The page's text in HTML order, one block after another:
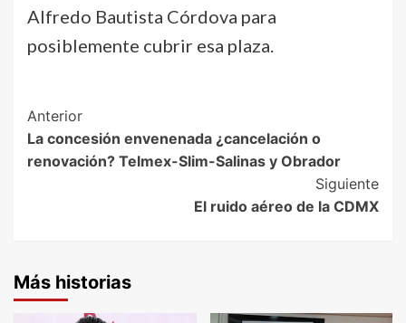
Alfredo Bautista Córdova para
posiblemente cubrir esa plaza.
Post
Navigation
Anterior
La concesión envenenada ¿cancelación o
renovación? Telmex-Slim-Salinas y Obrador
Siguiente
El ruido aéreo de la CDMX
Más historias